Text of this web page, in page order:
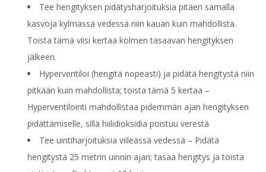
Tee hengityksen pidätysharjoituksia pitäen samalla
kasvoja kylmässä vedessä niin kauan kuin mahdollista.
Toista tämä viisi kertaa kolmen tasaavan hengityksen
jälkeen.
Hyperventiloi (hengitä nopeasti) ja pidätä hengitystä niin
pitkään kuin mahdollista; toista tämä 5 kertaa –
Hyperventilointi mahdollistaa pidemmän ajan hengityksen
pidättämiselle, sillä hiilidioksidia poistuu verestä
Tee uintiharjoituksia viileässä vedessä – Pidätä
hengitystä 25 metrin uinnin ajan; tasaa hengitys ja toista